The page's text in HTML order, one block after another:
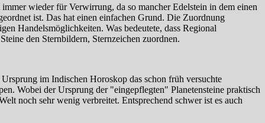
wieder für Verwirrung, da so mancher Edelstein in dem einen
ist. Das hat einen einfachen Grund. Die Zuordnung
Handelsmöglichkeiten. Was bedeutete, dass Regional
den Sternbildern, Sternzeichen zuordnen.
im Indischen Horoskop das schon früh versuchte
Wobei der Ursprung der "eingepflegten" Planetensteine praktisch
noch sehr wenig verbreitet. Entsprechend schwer ist es auch